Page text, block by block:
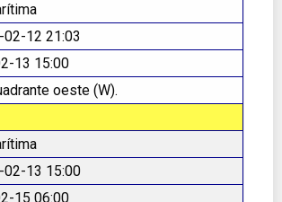
12 21:03
13 15:00
oeste (W).
02-13 15:00
15 06:00